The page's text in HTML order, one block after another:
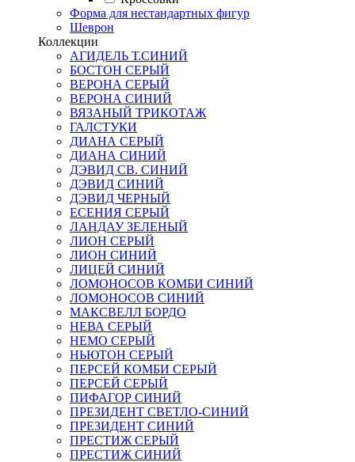
Форма для нестандартных фигур
Шеврон
Коллекции
АГИДЕЛЬ Т.СИНИЙ
БОСТОН СЕРЫЙ
ВЕРОНА СЕРЫЙ
ВЕРОНА СИНИЙ
ВЯЗАНЫЙ ТРИКОТАЖ
ГАЛСТУКИ
ДИАНА СЕРЫЙ
ДИАНА СИНИЙ
ДЭВИД СВ. СИНИЙ
ДЭВИД СИНИЙ
ДЭВИД ЧЕРНЫЙ
ЕСЕНИЯ СЕРЫЙ
ЛАНДАУ ЗЕЛЕНЫЙ
ЛИОН СЕРЫЙ
ЛИОН СИНИЙ
ЛИЦЕЙ СИНИЙ
ЛОМОНОСОВ КОМБИ СИНИЙ
ЛОМОНОСОВ СИНИЙ
МАКСВЕЛЛ БОРДО
НЕВА СЕРЫЙ
НЕМО СЕРЫЙ
НЬЮТОН СЕРЫЙ
ПЕРСЕЙ КОМБИ СЕРЫЙ
ПЕРСЕЙ СЕРЫЙ
ПИФАГОР СИНИЙ
ПРЕЗИДЕНТ СВЕТЛО-СИНИЙ
ПРЕЗИДЕНТ СИНИЙ
ПРЕСТИЖ СЕРЫЙ
ПРЕСТИЖ СИНИЙ